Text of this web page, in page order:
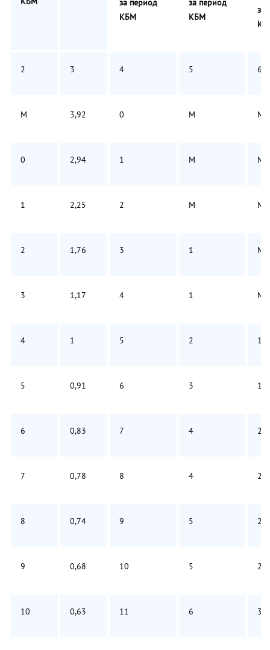
за период
КБМ
за период
КБМ
за
2 3 4 5 6
М 3,92 0 М М
0 2,94 1 М М
1 2,25 2 М М
2 1,76 3 1 М
3 1,17 4 1 М
4 1 5 2 1
5 0,91 6 3 1
6 0,83 7 4 2
7 0,78 8 4 2
8 0,74 9 5 2
9 0,68 10 5 2
10 0,63 11 6 3